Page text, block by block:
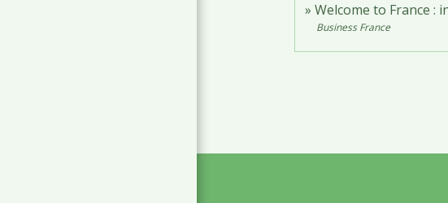
Welcome to France :
Business France